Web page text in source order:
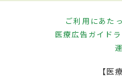
ご利用にあた
医療広告ガイド
【医